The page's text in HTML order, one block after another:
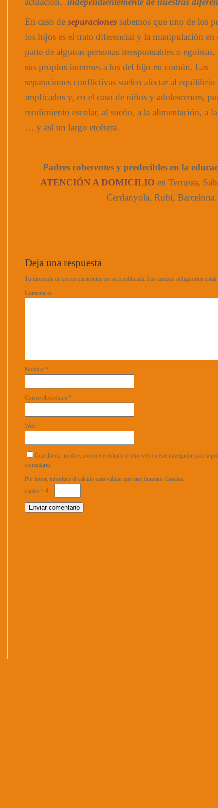
En caso de separaciones sabemos que uno de los
los hijos es el trato diferencial y la manipulación
parte de algunas personas irresponsables o
sus propios intereses a los del hijo en común. Las
separaciones conflictivas suelen afectar al
implicados y, en el caso de niños y adolescentes,
rendimiento escolar, al sueño, a la alimentación, a
… y así un largo etcétera.
Padres coherentes y predecibles en la
ATENCIÓN A DOMICILIO en Terrassa,
Cerdanyola, Rubí, Barcelona.
Deja una respuesta
Tu dirección de correo electrónico no será publicada. Los campos obligatorios
Comentario
Nombre *
Correo electrónico *
Web
Guardar mi nombre, correo electrónico y sitio web en este navegador para la
comentario.
Por favor, introduce el cálculo para validar que eres humano. Gracias.
cuatro × 4 =